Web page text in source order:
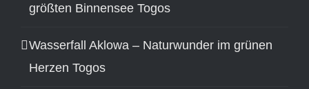
größten Binnensee Togos
Wasserfall Aklowa – Naturwunder im grünen
Herzen Togos